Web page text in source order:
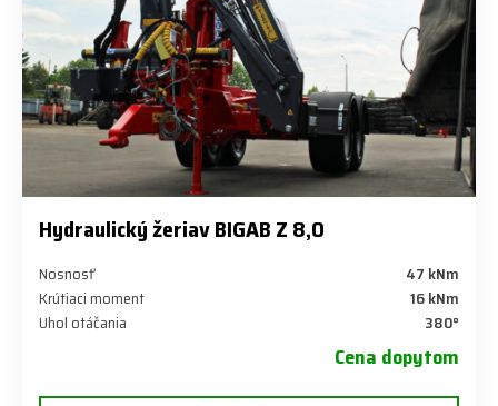
Hydraulický žeriav BIGAB Z 8,0
Nosnosť
47 kNm
Krútiaci moment
16 kNm
Uhol otáčania
380°
Cena dopytom